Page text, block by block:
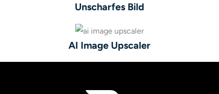
Unscharfes Bild
AI Image Upscaler